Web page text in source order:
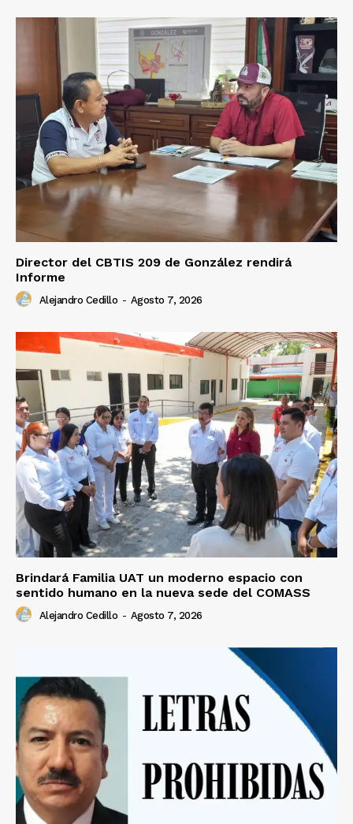
Director del CBTIS 209 de González rendirá
Informe
Alejandro Cedillo - Agosto 7, 2026
Brindará Familia UAT un moderno espacio con
sentido humano en la nueva sede del COMASS
Alejandro Cedillo - Agosto 7, 2026